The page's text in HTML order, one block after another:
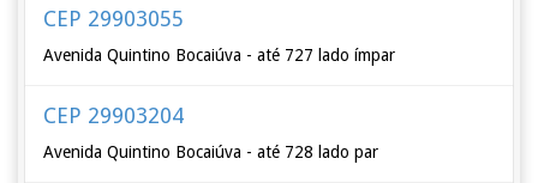
CEP 29903055
Avenida Quintino Bocaiúva - até 727 lado ímpar
CEP 29903204
Avenida Quintino Bocaiúva - até 728 lado par